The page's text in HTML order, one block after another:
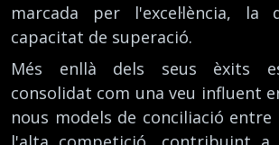
marcada per l'excel·lència,
capacitat de superació.
Més enllà dels seus èxits
consolidat com una veu influent
nous models de conciliació